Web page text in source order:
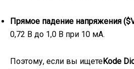
Прямое падение напряжения (
0,72 В до 1,0 В при 10 мА.
Поэтому, если вы ищетеKode